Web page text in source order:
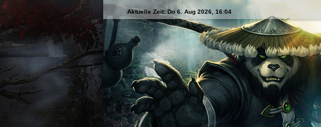
Aktuelle Zeit: Do 6. Aug 2026, 16:04